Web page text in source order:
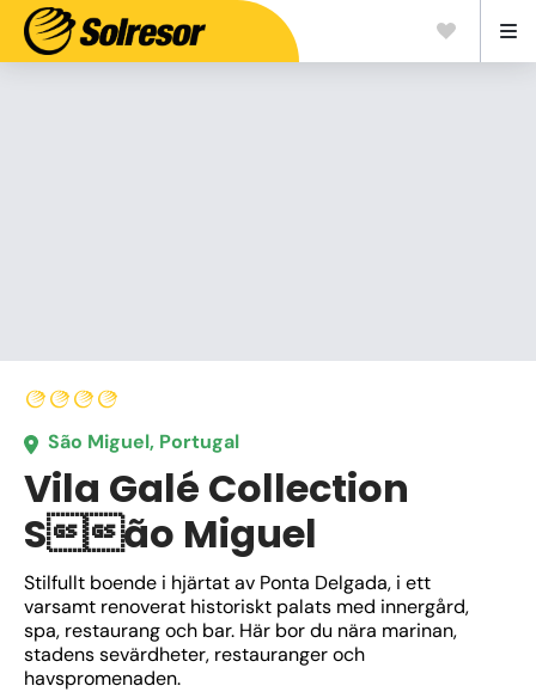
São Miguel, Portugal
Vila Galé Collection
São Miguel
Stilfullt boende i hjärtat av Ponta Delgada, i ett
varsamt renoverat historiskt palats med innergård,
spa, restaurang och bar. Här bor du nära marinan,
stadens sevärdheter, restauranger och
havspromenaden.